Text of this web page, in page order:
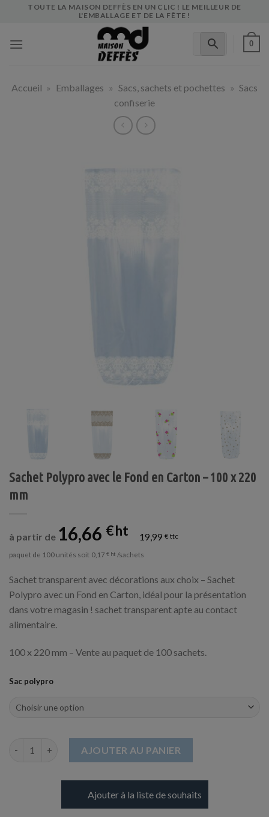
TOUTE LA MAISON DEFFÈS EN UN CLIC ! LE MEILLEUR DE
L'EMBALLAGE ET DE LA FÊTE !
0
Accueil » Emballages » Sacs, sachets et pochettes » Sacs
confiserie
Sachet Polypro avec le Fond en Carton – 100 x 220
mm
à partir de 16,66 € 19,99 €
paquet de 100 unités soit 0,17 € /sachets
Sachet transparent avec décorations aux choix – Sachet
Polypro avec un Fond en Carton, idéal pour la présentation
dans votre magasin ! sachet transparent apte au contact
alimentaire.
100 x 220 mm – Vente au paquet de 100 sachets.
Sac polypro
AJOUTER AU PANIER
Ajouter à la liste de souhaits